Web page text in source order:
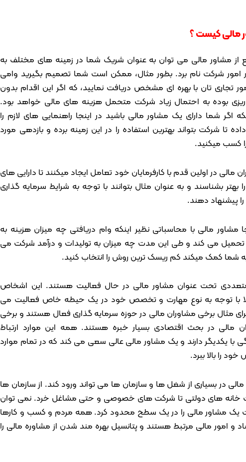
مالی کیست ؟
از مشاور مالی می توان به عنوان شریک شما در زمینه های مختلف به
امور شرکت نام برد. بطور مثال، ممکن است شما تصمیم بگیرید وامی
تجاری تان با بهره ای مشخص دریافت نمایید، که اگر این اقدام بدون
ریزی بوده به احتمال زیاد شرکت متحمل هزینه های مالی خواهد بود.
اگر شما دارای یک مشاور مالی باشید در اینجا راهنمایی های لازم را
تا شرکت بتواند بهترین استفاده را در این زمینه برده و بازدهی مورد
را کسب میکنید.
مالی در اولین قدم با کارفرمایان خود تعامل ایجاد میکنند تا دارایی های
بهتر بشناسند و به عنوان مثال بتوانند با توجه به شرایط سرمایه گذاری
پیشنهاد دهند.
مشاور مالی با محاسباتی نظیر اینکه وام دریافتی چه میزان هزینه به
می کند و طی این مدت چه میزان به تولیدات و درآمد شرکت می
به شما کمک میکند کم ریسک ترین روش را انتخاب کنید.
متعددی تحت عنوان مشاور مالی در حال فعالیت هستند. این اشخاص
با توجه به نوع مهارت و تخصص خود در یک حیطه خاص فعالیت می
مثال برخی مشاوران مالی در حوزه سرمایه گذاری فعال هستند و برخی
مالی در بحث اقتصادی بسیار خبره هستند. همه این موارد ارتباط
با یکدیگر دارند و یک مشاور مالی عالی سعی می کند که در تمام موارد
را بالا ببرد.
در بسیاری از شغل ها و سازمان ها می تواند ورود کند. از سازمان ها
خانه های دولتی تا شرکت های خصوصی و حتی مشاغل خرد. نمی توان
یک مشاور مالی را در یک سطح محدود کرد. همه مردم و کسب و کارها
و امور مالی مرتبط هستند و پتانسیل بهره مند شدن از مشاوره مالی را